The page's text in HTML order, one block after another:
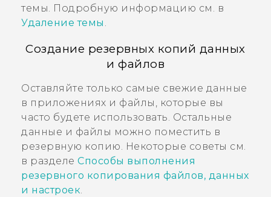
темы. Подробную информацию см. в
Удаление темы
Создание резервных копий данных
и файлов
Оставляйте только самые свежие данные
в приложениях и файлы, которые вы
часто будете использовать. Остальные
данные и файлы можно поместить в
резервную копию. Некоторые советы см.
в разделе Способы выполнения
резервного копирования файлов, данных
и настроек.